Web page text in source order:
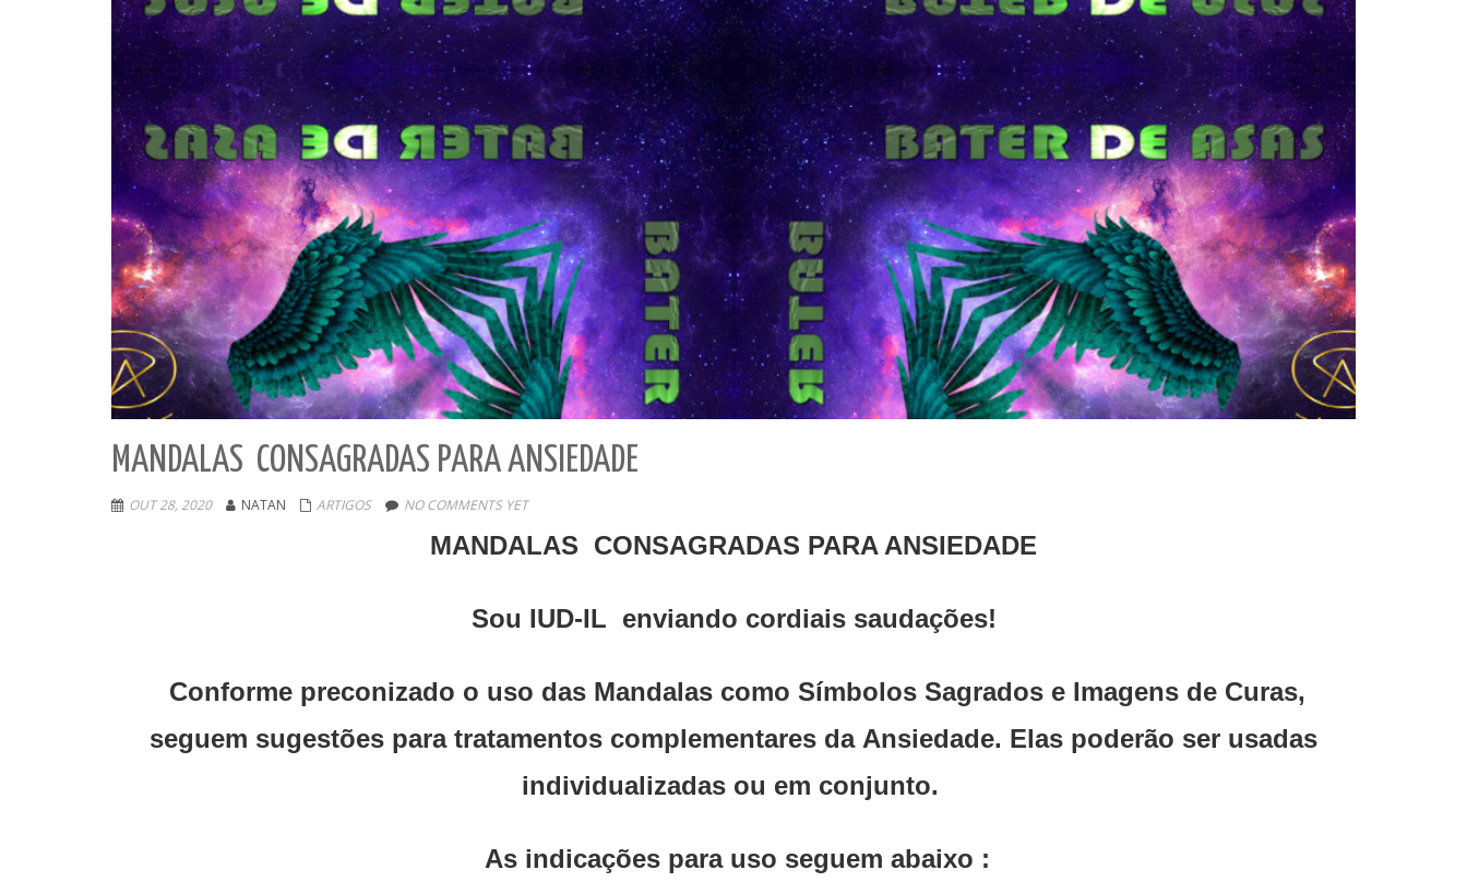
MANDALAS CONSAGRADAS PARA ANSIEDADE
OUT 28, 2020 NATAN ARTIGOS NO COMMENTS YET
MANDALAS CONSAGRADAS PARA ANSIEDADE
Sou IUD-IL enviando cordiais saudações!
Conforme preconizado o uso das Mandalas como Símbolos Sagrados e Imagens de Curas,
seguem sugestões para tratamentos complementares da Ansiedade. Elas poderão ser usadas
individualizadas ou em conjunto.
As indicações para uso seguem abaixo :